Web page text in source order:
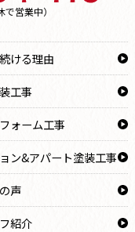
営業中）
ける理由
工事
ォーム工事
ン&アパート塗装工事
声
紹介